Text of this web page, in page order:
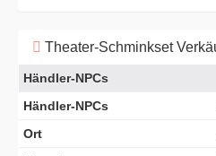
Theater-Schminkset
Händler-NPCs
Händler-NPCs
Ort